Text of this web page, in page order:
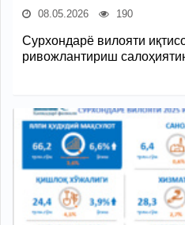
08.05.2026 190
Сурхондарё вилояти
ривожлантириш